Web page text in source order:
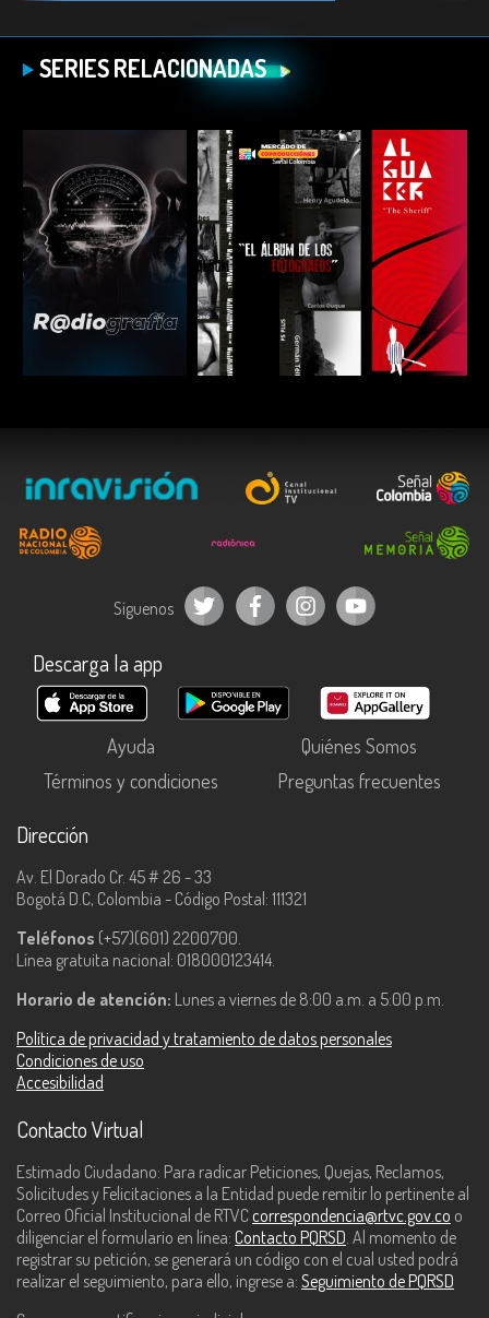
SERIES RELACIONADAS
ESCUCHAR
Síguenos
Descarga la app
Ayuda
Quiénes Somos
Términos y condiciones
Preguntas frecuentes
Dirección
Av. El Dorado Cr. 45 # 26 - 33
Bogotá D.C, Colombia - Código Postal: 111321
Teléfonos (+57)(601) 2200700.
Línea gratuita nacional: 018000123414.
Horario de atención: Lunes a viernes de 8:00 a.m. a 5:00 p.m.
Política de privacidad y tratamiento de datos personales
Condiciones de uso
Accesibilidad
Contacto Virtual
Estimado Ciudadano: Para radicar Peticiones, Quejas, Reclamos,
Solicitudes y Felicitaciones a la Entidad puede remitir lo pertinente al
Correo Oficial Institucional de RTVC correspondencia@rtvc.gov.co o
diligenciar el formulario en línea: Contacto PQRSD. Al momento de
registrar su petición, se generará un código con el cual usted podrá
realizar el seguimiento, para ello, ingrese a: Seguimiento de PQRSD